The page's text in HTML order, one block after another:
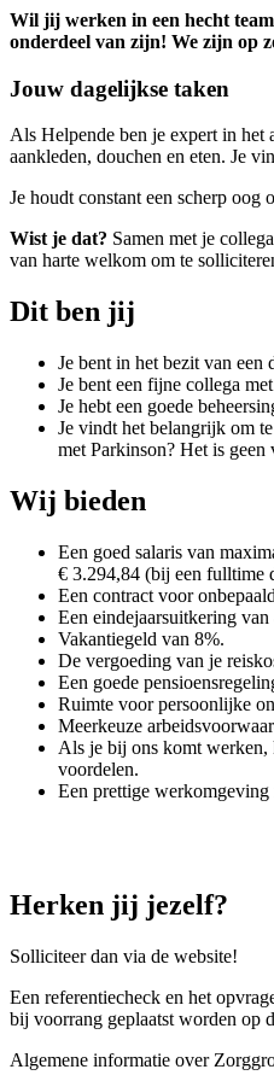
Wil jij werken in een hecht
onderdeel van zijn! We zijn op
Jouw dagelijkse taken
Als Helpende ben je expert in het
aankleden, douchen en eten. Je
Je houdt constant een scherp
Wist je dat? Samen met je
van harte welkom om te
Dit ben jij
Je bent in het bezit van een
Je bent een fijne collega
Je hebt een goede
Je vindt het belangrijk om
met Parkinson? Het is
Wij bieden
Een goed salaris van
€ 3.294,84 (bij een fulltime
Een contract voor
Een eindejaarsuitkering van
Vakantiegeld van 8%.
De vergoeding van je
Een goede
Ruimte voor persoonlijke
Meerkeuze
Als je bij ons komt werken,
voordelen.
Een prettige werkomgeving
Herken jij jezelf?
Solliciteer dan via de website!
Een referentiecheck en het
bij voorrang geplaatst worden op
Algemene informatie over